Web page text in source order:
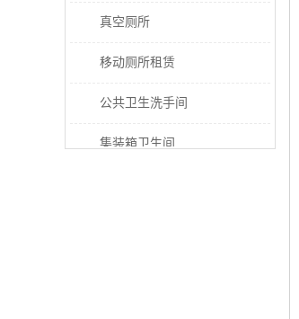
真空厕所
移动厕所租赁
公共卫生洗手间
集装箱卫生间